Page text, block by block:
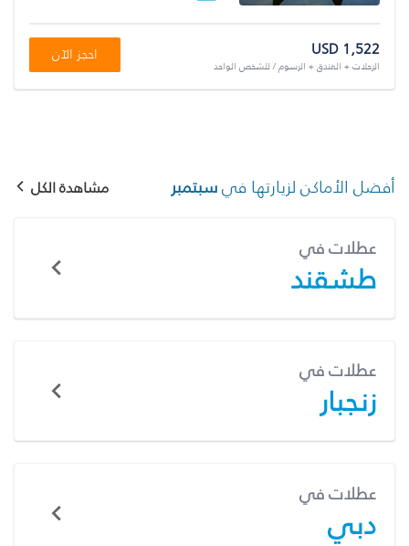
USD 1,522
الرحلات + الفندق + الرسوم / للشخص الواحد
احجز الآن
أفضل الأماكن لزيارتها فيسبتمبر مشاهدة الكل
عطلات في
طشقند
عطلات في
زنجبار
عطلات في
دبي